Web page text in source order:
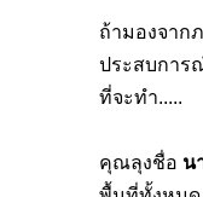
ถ้ามองจาก
ประสบการ
ที่จะทำ.....
คุณลุงชื่อ น